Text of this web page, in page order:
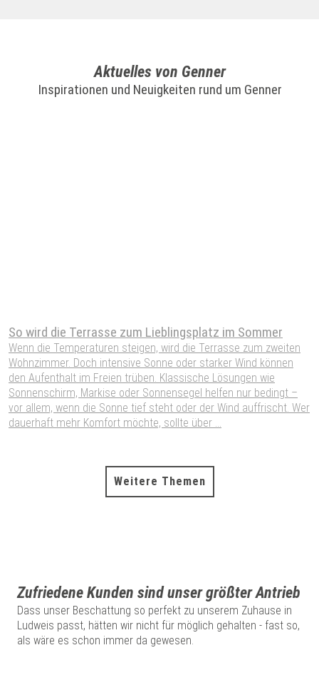
Aktuelles von Genner
Inspirationen und Neuigkeiten rund um Genner
So wird die Terrasse zum Lieblingsplatz im Sommer
Wenn die Temperaturen steigen, wird die Terrasse zum zweiten
Wohnzimmer. Doch intensive Sonne oder starker Wind können
den Aufenthalt im Freien trüben. Klassische Lösungen wie
Sonnenschirm, Markise oder Sonnensegel helfen nur bedingt –
vor allem, wenn die Sonne tief steht oder der Wind auffrischt. Wer
dauerhaft mehr Komfort möchte, sollte über ...
Weitere Themen
Zufriedene Kunden sind unser größter Antrieb
Dass unser Beschattung so perfekt zu unserem Zuhause in
Ludweis passt, hätten wir nicht für möglich gehalten - fast so,
als wäre es schon immer da gewesen.